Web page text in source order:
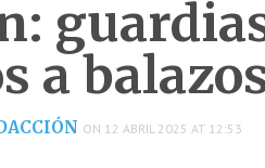
a
ON 12 ABRIL 2025 AT 12:53